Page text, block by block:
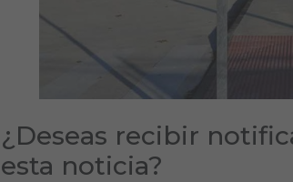
¿Deseas recibir
esta noticia?